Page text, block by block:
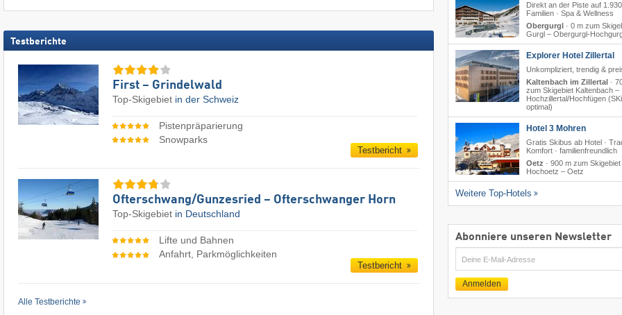
Testberichte
First – Grindelwald
Top-Skigebiet in der Schweiz
Pistenpräparierung
Snowparks
Testbericht
Ofterschwang/​Gunzesried – Ofterschwanger Horn
Top-Skigebiet in Deutschland
Lifte und Bahnen
Anfahrt, Parkmöglichkeiten
Testbericht
Alle Testberichte
Direkt an der Piste auf
Familien · Spa & Wellness
Obergurgl
· 0 m zum
Gurgl – Obergurgl-
Explorer Hotel Zillertal
Unkompliziert, trendig &
Kaltenbach im Zillertal ·
zum Skigebiet Kaltenbach –
Hochzillertal/​Hochfügen
optimal)
Hotel 3 Mohren
Gratis Skibus ab Hotel ·
Komfort · familienfreundlich
Oetz · 900 m zum Skigebiet
Hochoetz – Oetz
Weitere Top-Hotels
Abonniere unseren Newsletter
E-
Mail
Anmelden